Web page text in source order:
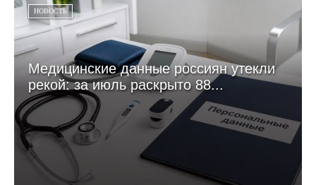
НОВОСТЬ
Медицинские данные россиян утекли
рекой: за июль раскрыто 88...